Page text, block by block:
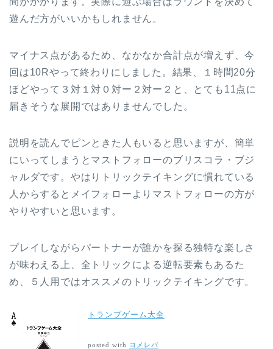
遊んだ方がいいかもしれません。
マイナス点があるため、なかなか合計点が増えず、今
回は10Rやって終わりにしました。結果、１時間20分
ほどやって３対１対０対ー２対ー２と、とても11点に
届きそうな展開ではありませんでした。
説明を読んでピンときた人もいると思いますが、簡単
にいってしまうとマストフォローのブリスコラ・ブジ
ャルダです。やはりトリックテイキングに慣れている
人からするとメイフォローよりマストフォローの方が
やりやすいと思います。
プレイしながらパートナーが誰かを探る独特な楽しさ
が味わえる上、全トリックによる逆転要素もあるた
め、５人用ではオススメのトリックテイキングです。
トランプゲーム大全
posted with ヨメレバ